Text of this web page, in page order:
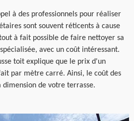
à des professionnels pour réaliser
sont souvent réticents à cause
à fait possible de faire nettoyer sa
avec un coût intéressant.
toit explique que le prix d'un
par mètre carré. Ainsi, le coût des
de votre terrasse.